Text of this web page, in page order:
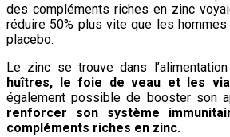
des compléments riches en zinc
réduire 50% plus vite que les
placebo.
Le zinc se trouve dans
huîtres, le foie de veau et les
également possible de booster son
renforcer son système
compléments riches en zinc.